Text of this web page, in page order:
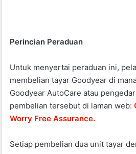
Perincian Peraduan
Untuk menyertai peraduan ini,
membelian tayar Goodyear di
Goodyear AutoCare atau
pembelian tersebut di laman web:
Worry Free Assurance.
Setiap pembelian dua unit tayar